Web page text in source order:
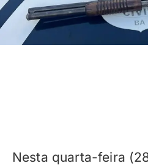
Nesta quarta-feira